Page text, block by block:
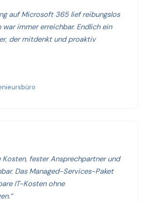
auf Microsoft 365 lief reibungslos
war immer erreichbar. Endlich ein
der mitdenkt und proaktiv
Kosten, fester Ansprechpartner und
Das Managed-Services-Paket
IT-Kosten ohne